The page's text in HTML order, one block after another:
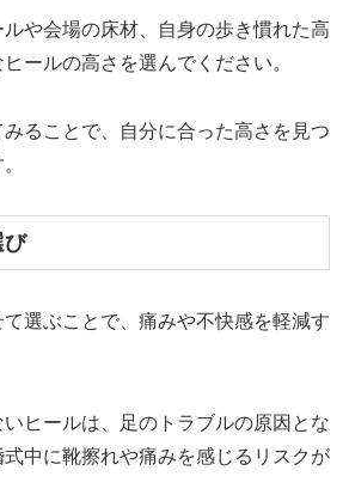
や会場の床材、自身の歩き慣れた高
ールの高さを選んでください。
ることで、自分に合った高さを見つ
び
選ぶことで、痛みや不快感を軽減す
ヒールは、足のトラブルの原因とな
中に靴擦れや痛みを感じるリスクが